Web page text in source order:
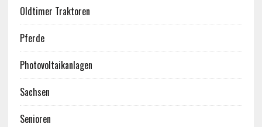
Oldtimer Traktoren
Pferde
Photovoltaikanlagen
Sachsen
Senioren